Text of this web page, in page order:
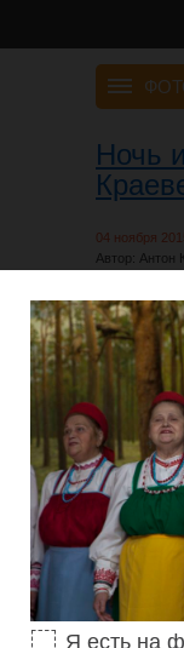
Ночь
04 ноября
Автор: Антон
Я есть на